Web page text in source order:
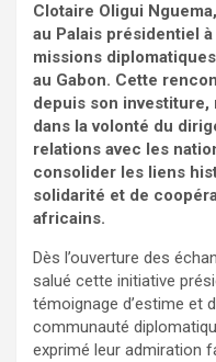
Clotaire Oligui
au Palais présidentiel
missions
au Gabon. Cette
depuis son investiture,
dans la volonté du
relations avec les
consolider les liens
solidarité et de
africains.
Dès l’ouverture des
salué cette initiative
témoignage d’estime et
communauté
exprimé leur admiration